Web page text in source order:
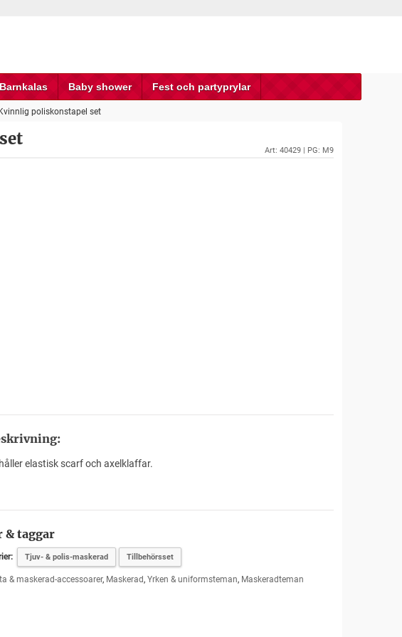
Barnkalas Baby shower Fest och partyprylar
Kvinnlig poliskonstapel set
Art: 40429 | PG: M9
elastisk scarf och axelklaffar.
& taggar
Tjuv- & polis-maskerad Tillbehörsset
& maskerad-accessoarer, Maskerad, Yrken & uniformsteman, Maskeradteman